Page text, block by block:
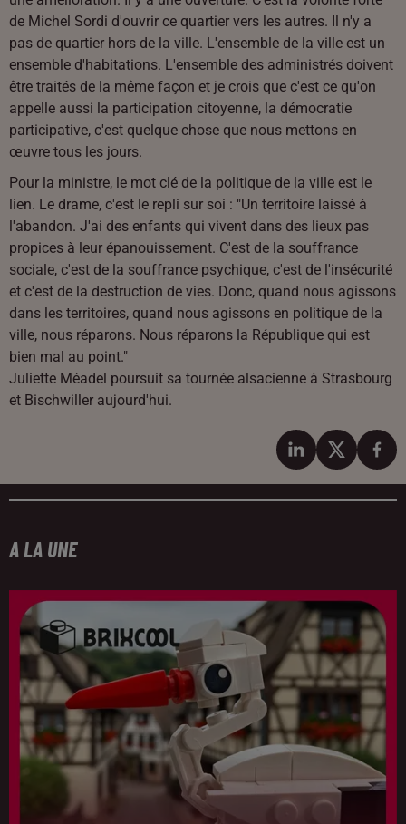
de Michel Sordi d'ouvrir ce quartier vers les autres. Il n'y a
pas de quartier hors de la ville. L'ensemble de la ville est un
ensemble d'habitations. L'ensemble des administrés doivent
être traités de la même façon et je crois que c'est ce qu'on
appelle aussi la participation citoyenne, la démocratie
participative, c'est quelque chose que nous mettons en
œuvre tous les jours.
Pour la ministre, le mot clé de la politique de la ville est le
lien. Le drame, c'est le repli sur soi : "Un territoire laissé à
l'abandon. J'ai des enfants qui vivent dans des lieux pas
propices à leur épanouissement. C'est de la souffrance
sociale, c'est de la souffrance psychique, c'est de l'insécurité
et c'est de la destruction de vies. Donc, quand nous agissons
dans les territoires, quand nous agissons en politique de la
ville, nous réparons. Nous réparons la République qui est
bien mal au point."
Juliette Méadel poursuit sa tournée alsacienne à Strasbourg
et Bischwiller aujourd'hui.
A LA UNE